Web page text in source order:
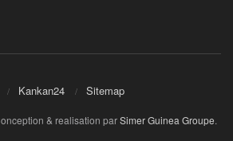
Kankan24 Sitemap
& realisation parSimer Guinea Groupe.